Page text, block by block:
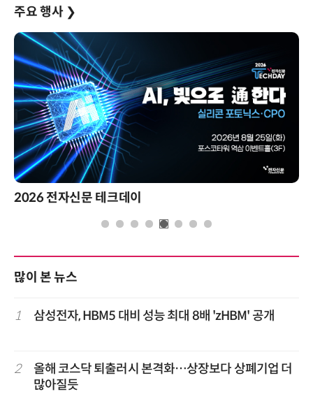
주요 행사 ❯
2026 전자신문 테크데이
많이 본 뉴스
1 삼성전자, HBM5 대비 성능 최대 8배 'zHBM' 공개
2
올해 코스닥 퇴출러시 본격화…상장보다 상폐기업 더
많아질듯